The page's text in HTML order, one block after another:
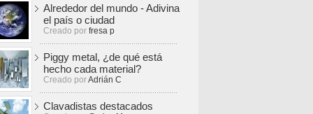
Alrededor del mundo - Adivina
el país o ciudad
Creado por fresa p
Piggy metal, ¿de qué está
hecho cada material?
Creado porAdrián C
Clavadistas destacados